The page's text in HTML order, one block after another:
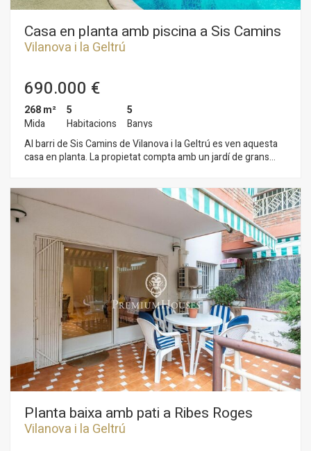
renunciar a una connexió òptima amb Cubelles i l'autopista.
Casa en planta amb piscina a Sis Camins
Vilanova i la Geltrú
690.000 €
268 m²
Mida
5
Habitacions
5
Banys
Al barri de Sis Camins de Vilanova i la Geltrú es ven aquesta
casa en planta. La propietat compta amb un jardí de grans
de dia es compon d´un saló-menjador amb sortida al jardí. El
mateix té una gran mida i una piscina. Des del saló accedim a
la cuina office de grans dimensions amb espai de safareig.
Acaba de completar la zona de dia una sala de jocs, un
despatx i dos banys complets. La zona de nit està formada
per una habitació en suite amb vestidor. Addicionalment, en
aquesta planta hi trobem dos apartaments independents amb
saló, cuina, 2 habitacions dobles i un bany complet. La
propietat compta amb un buit per posar-hi ascensor que
donaria accés des de la casa al soterrani on hi ha un garatge
de grans dimensions amb bany i espai d'emmagatzematge. El
barri de Sis Camins de Vilanova i la Geltrú compta amb bona
ubicació pel que fa a autobusos, col·legis i zones infantils.
Planta baixa amb pati a Ribes Roges
Vilanova i la Geltrú